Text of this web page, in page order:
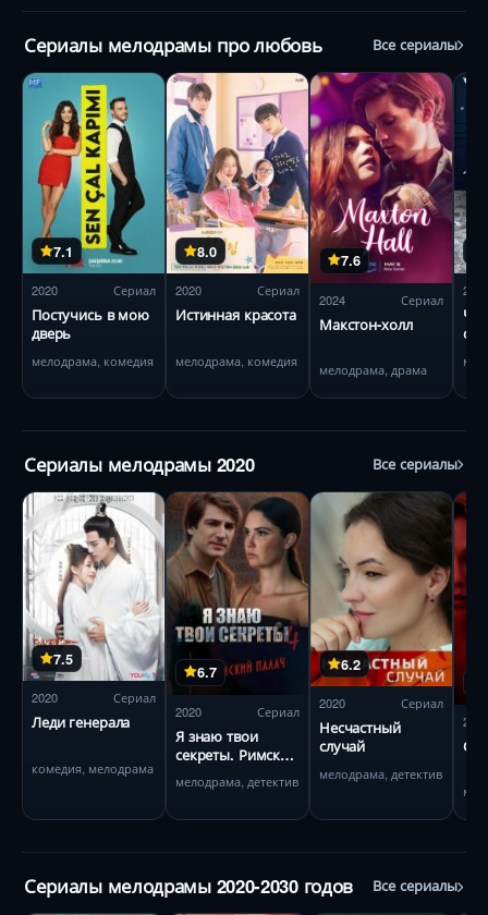
Сериалы мелодрамы про любовь Все сериалы
7.1
2020 Сериал
Постучись в мою
дверь
мелодрама, комедия
8.0
2020 Сериал
Истинная красота
мелодрама, комедия
7.6
2024 Сериал
Макстон-холл
мелодрама, драма
2018
Сериалы мелодрамы 2020 Все сериалы
7.5
2020 Сериал
Леди генерала
комедия, мелодрама
6.7
2020 Сериал
Я знаю твои
секреты. Римский
мелодрама, детектив
6.2
2020 Сериал
Несчастный
случай
мелодрама, детектив
2020
Сериалы мелодрамы 2020-2030 годов Все сериалы